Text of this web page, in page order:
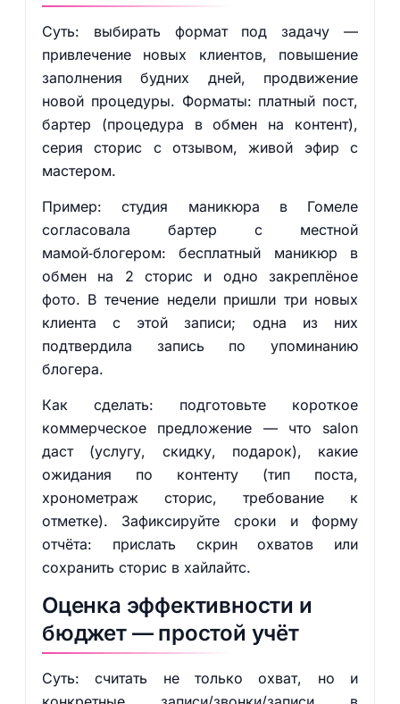
Суть: выбирать формат под задачу —
привлечение новых клиентов, повышение
заполнения будних дней, продвижение
новой процедуры. Форматы: платный пост,
бартер (процедура в обмен на контент),
серия сторис с отзывом, живой эфир с
мастером.
Пример: студия маникюра в Гомеле
согласовала бартер с местной
мамой‑блогером: бесплатный маникюр в
обмен на 2 сторис и одно закреплёное
фото. В течение недели пришли три новых
клиента с этой записи; одна из них
подтвердила запись по упоминанию
блогера.
Как сделать: подготовьте короткое
коммерческое предложение — что salon
даст (услугу, скидку, подарок), какие
ожидания по контенту (тип поста,
хронометраж сторис, требование к
отметке). Зафиксируйте сроки и форму
отчёта: прислать скрин охватов или
сохранить сторис в хайлайтс.
Оценка эффективности и
бюджет — простой учёт
Суть: считать не только охват, но и